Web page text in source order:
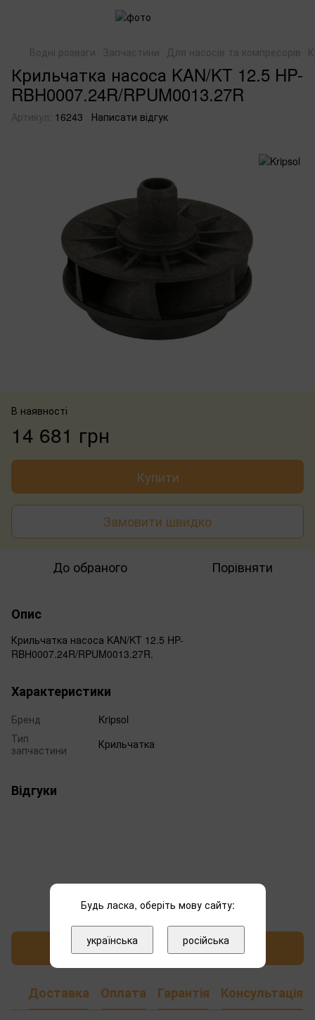
Водні розваги Запчастини Для насосів та компресорів
Крильчатка насоса KAN/KT 12.5 HP-
RBH0007.24R/RPUM0013.27R
Артикул: 16243 Написати відгук
В наявності
14 681 грн
Купити
Замовити швидко
До обраного Порівняти
Опис
Крильчатка насоса KAN/KT 12.5 HP-
RBH0007.24R/RPUM0013.27R.
Характеристики
Бренд
Kripsol
Тип
запчастини
Крильчатка
Відгуки
Написати відгук
Доставка Оплата Гарантія Консультація
Будь ласка, оберіть мову сайту:
українська російська